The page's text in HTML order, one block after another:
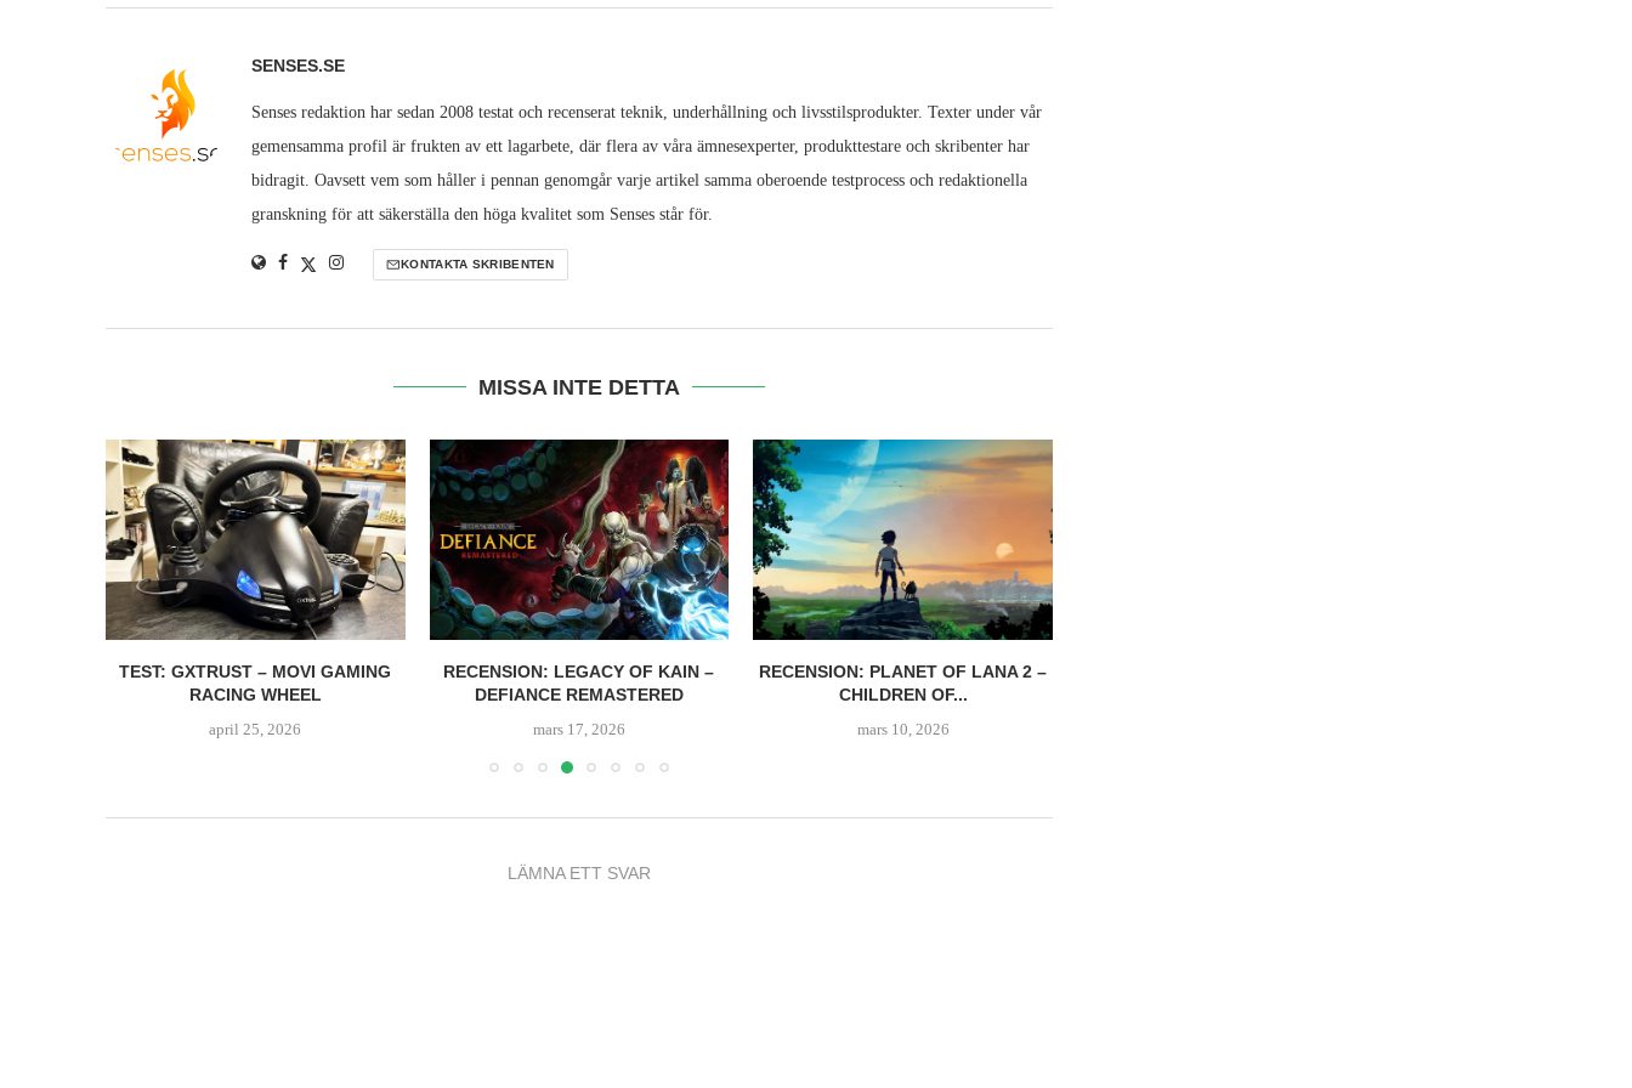
SENSES.SE
Senses redaktion har sedan 2008 testat och recenserat teknik, underhållning och livsstilsprodukter. Texter under vår
gemensamma profil är frukten av ett lagarbete, där flera av våra ämnesexperter, produkttestare och skribenter har
bidragit. Oavsett vem som håller i pennan genomgår varje artikel samma oberoende testprocess och redaktionella
granskning för att säkerställa den höga kvalitet som Senses står för.
KONTAKTA SKRIBENTEN
MISSA INTE DETTA
TEST: GXTRUST – MOVI GAMING
RACING WHEEL
april 25, 2026
RECENSION: LEGACY OF KAIN –
DEFIANCE REMASTERED
mars 17, 2026
RECENSION: PLANET OF LANA 2 –
CHILDREN OF...
mars 10, 2026
LÄMNA ETT SVAR